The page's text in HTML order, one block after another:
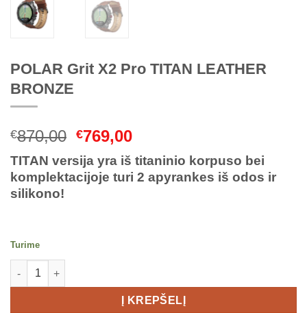
POLAR Grit X2 Pro TITAN LEATHER
BRONZE
€870,00 Original
price
was:
€870,00.
€769,00Current
price
is:
€769,00.
TITAN versija yra iš titaninio korpuso bei
komplektacijoje turi 2 apyrankes iš odos ir
silikono!
Turime
produkto kiekis: POLAR Grit X2 Pro TITAN LEATHER BRONZE
Į KREPŠELĮ